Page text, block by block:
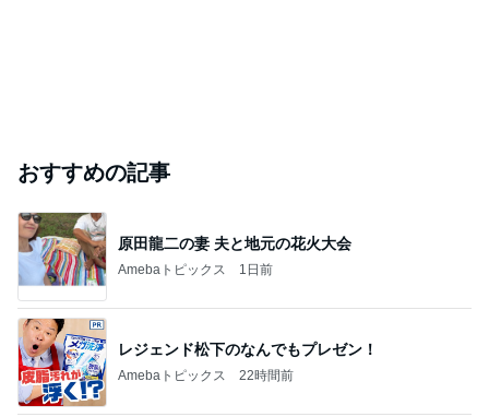
おすすめの記事
原田龍二の妻 夫と地元の花火大会
Amebaトピックス 1日前
レジェンド松下のなんでもプレゼン！
Amebaトピックス 22時間前